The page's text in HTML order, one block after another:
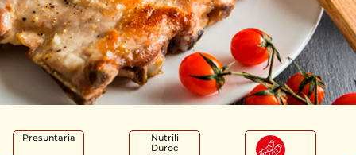
Presuntaria
Nutrili
Duroc